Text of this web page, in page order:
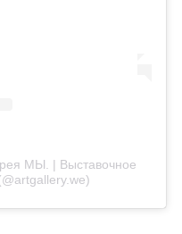
МЫ. | Выставочное